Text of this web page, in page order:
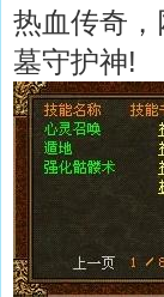
热血传奇
墓守护神!